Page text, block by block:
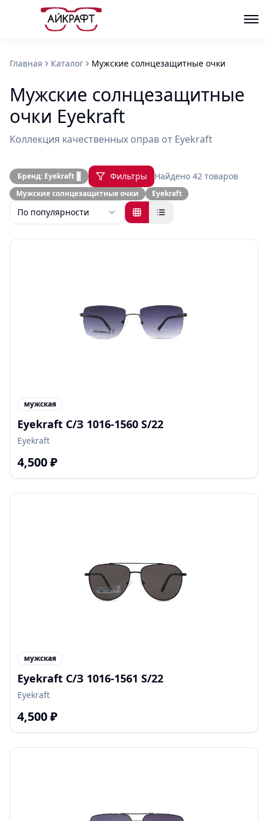
Главная Каталог Мужские солнцезащитные очки
Мужские солнцезащитные
очки Eyekraft
Коллекция качественных оправ от Eyekraft
Бренд: Eyekraft Фильтры Найдено 42 товаров
Мужские солнцезащитные очки Eyekraft
По популярности
мужская
Eyekraft С/З 1016-1560 S/22
Eyekraft
4,500₽
мужская
Eyekraft С/З 1016-1561 S/22
Eyekraft
4,500₽